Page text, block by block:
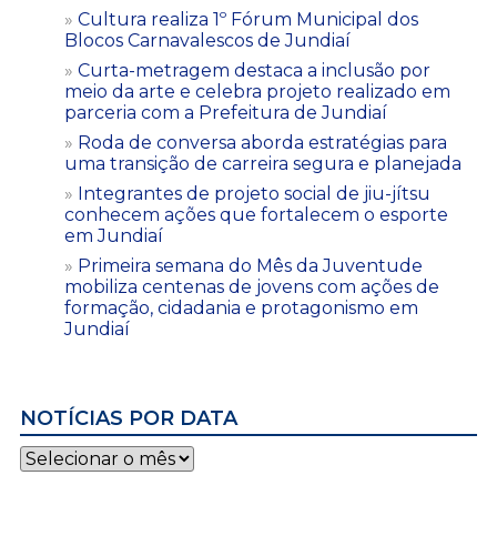
Cultura realiza 1º Fórum Municipal dos
Blocos Carnavalescos de Jundiaí
Curta-metragem destaca a inclusão por
meio da arte e celebra projeto realizado em
parceria com a Prefeitura de Jundiaí
Roda de conversa aborda estratégias para
uma transição de carreira segura e planejada
Integrantes de projeto social de jiu-jítsu
conhecem ações que fortalecem o esporte
em Jundiaí
Primeira semana do Mês da Juventude
mobiliza centenas de jovens com ações de
formação, cidadania e protagonismo em
Jundiaí
NOTÍCIAS POR DATA
Notícias
por